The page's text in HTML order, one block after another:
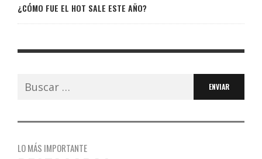
¿CÓMO FUE EL HOT SALE ESTE AÑO?
Buscar:
LO MÁS IMPORTANTE